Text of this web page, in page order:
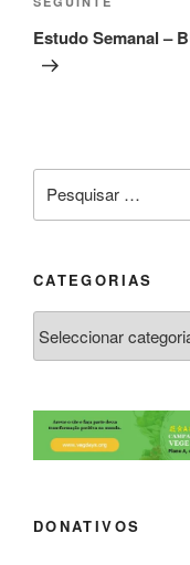
Estudo Semanal –
CATEGORIAS
DONATIVOS